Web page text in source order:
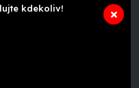
kdekoliv!